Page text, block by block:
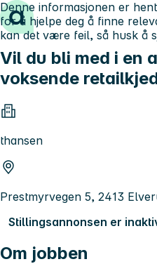
Hopp til innhold
Vil du bli med i en
voksende
thansen
Prestmyrvegen 5, 2413
Stillingsannonsen er
Om jobben
Denne informasjonen er
for å hjelpe deg å finne
kan det være feil, så husk å